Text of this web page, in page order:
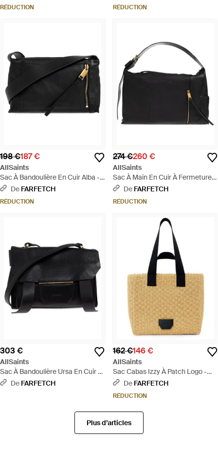
RÉDUCTION RÉDUCTION
198 €187 €
AllSaints
Sac À Bandoulière En Cuir Alba -
NoirDe FARFETCH
RÉDUCTION
274 €260 €
AllSaints
Sac À Main En Cuir À Fermeture
Zippée - Noir
De FARFETCH
RÉDUCTION
303 €
AllSaints
Sac À Bandoulière Ursa En Cuir -
NoirDe FARFETCH
162 €146 €
AllSaints
Sac Cabas Izzy À Patch Logo -
Neutre
De FARFETCH
RÉDUCTION
Plus d’articles